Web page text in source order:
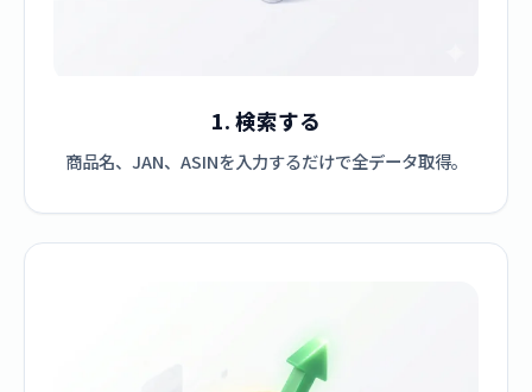
1. 検索する
商品名、JAN、ASINを入力するだけで全データ取得。